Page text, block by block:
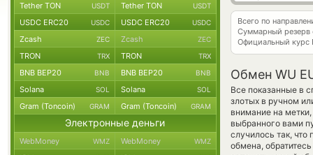
Всего по
Суммарный резерв
Официальный курс
Обмен WU
Все показанные в
злотых в ручном
внимание на
выбранного вами
случилось так,
обмена,
Tether TON USDT Tether TON USDT
USDC ERC20 USDC USDC ERC20 USDC
Zcash ZEC Zcash ZEC
TRON TRX TRON TRX
BNB BEP20 BNB BNB BEP20 BNB
Solana SOL Solana SOL
Gram (Toncoin) GRAM Gram (Toncoin) GRAM
Электронные деньги
WebMoney WMZ WebMoney WMZ